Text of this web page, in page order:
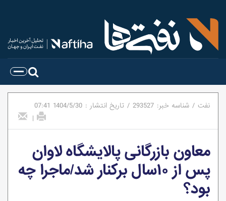
نفت / شناسه خبر: 293527
/ تاریخ انتشار : 1404/5/30
07:41
|
معاون بازرگانی پالایشگاه لاوان
پس از ۱۰سال برکنار شد/ماجرا چه
بود؟